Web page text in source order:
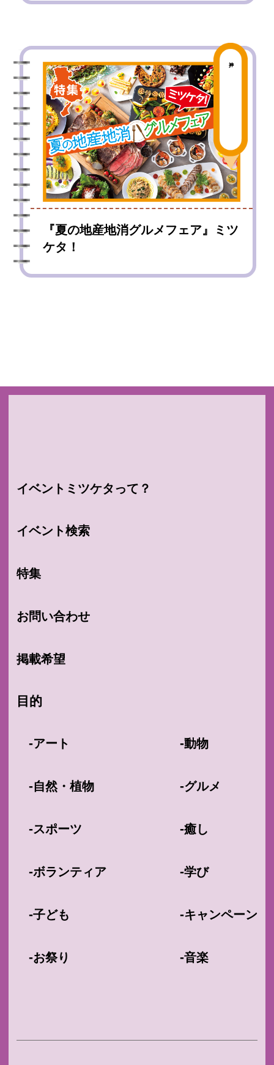
『夏の地産地消グルメフェア』ミツ
ケタ！
イベントミツケタって？
イベント検索
特集
お問い合わせ
掲載希望
目的
-アート
-自然・植物
-スポーツ
-ボランティア
-子ども
-お祭り
-動物
-グルメ
-癒し
-学び
-キャンペーン
-音楽